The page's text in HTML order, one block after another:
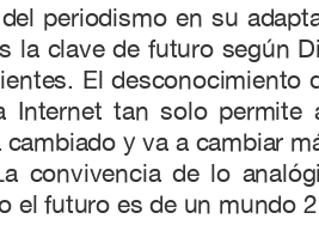
periodismo en su
la clave de futuro según
El desconocimiento
Internet tan solo permite
cambiado y va a cambiar
convivencia de lo
el futuro es de un mundo